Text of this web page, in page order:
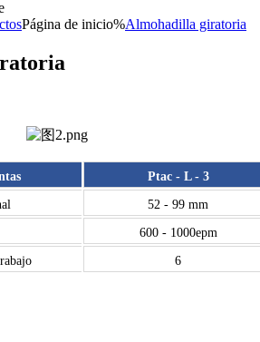
Página de inicio%Almohadilla giratoria
Ptac - L - 3
52 - 99 mm
600 - 1000epm
6